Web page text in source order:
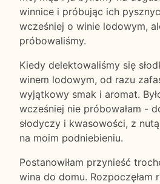
winnice i próbując ich
wcześniej o winie lodowym,
próbowaliśmy.
Kiedy delektowaliśmy się
winem lodowym, od razu
wyjątkowy smak i aromat.
wcześniej nie próbowałam -
słodyczy i kwasowości, z
na moim podniebieniu.
Postanowiłam przynieść
wina do domu. Rozpoczęłam